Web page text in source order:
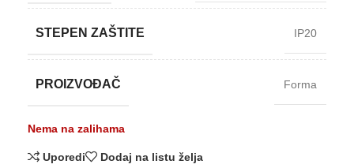
STEPEN ZAŠTITE IP20
PROIZVOĐAČ Forma
Nema na zalihama
Uporedi Dodaj na listu želja